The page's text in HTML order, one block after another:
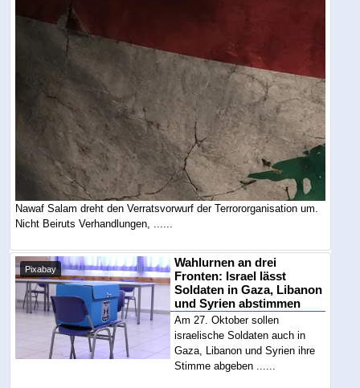
Nawaf Salam dreht den Verratsvorwurf der Terrororganisation um.
Nicht Beiruts Verhandlungen, ......
Pixabay
Wahlurnen an drei
Fronten: Israel lässt
Soldaten in Gaza, Libanon
und Syrien abstimmen
Am 27. Oktober sollen
israelische Soldaten auch in
Gaza, Libanon und Syrien ihre
Stimme abgeben ......